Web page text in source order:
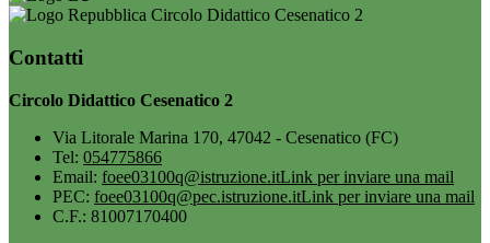
Circolo Didattico Cesenatico 2
Contatti
Circolo Didattico Cesenatico 2
Via Litorale Marina 170, 47042 - Cesenatico (FC)
Tel: 054775866
Email: foee03100q@istruzione.itLink per inviare una mail
PEC: foee03100q@pec.istruzione.itLink per inviare una mail
C.F.: 81007170400